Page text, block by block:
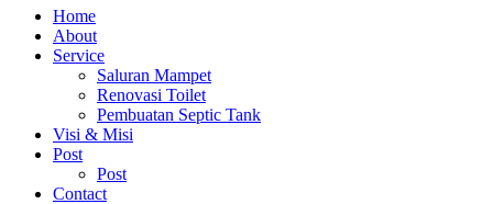
Home
About
Service
Saluran Mampet
Renovasi Toilet
Pembuatan Septic Tank
Visi & Misi
Post
Post
Contact